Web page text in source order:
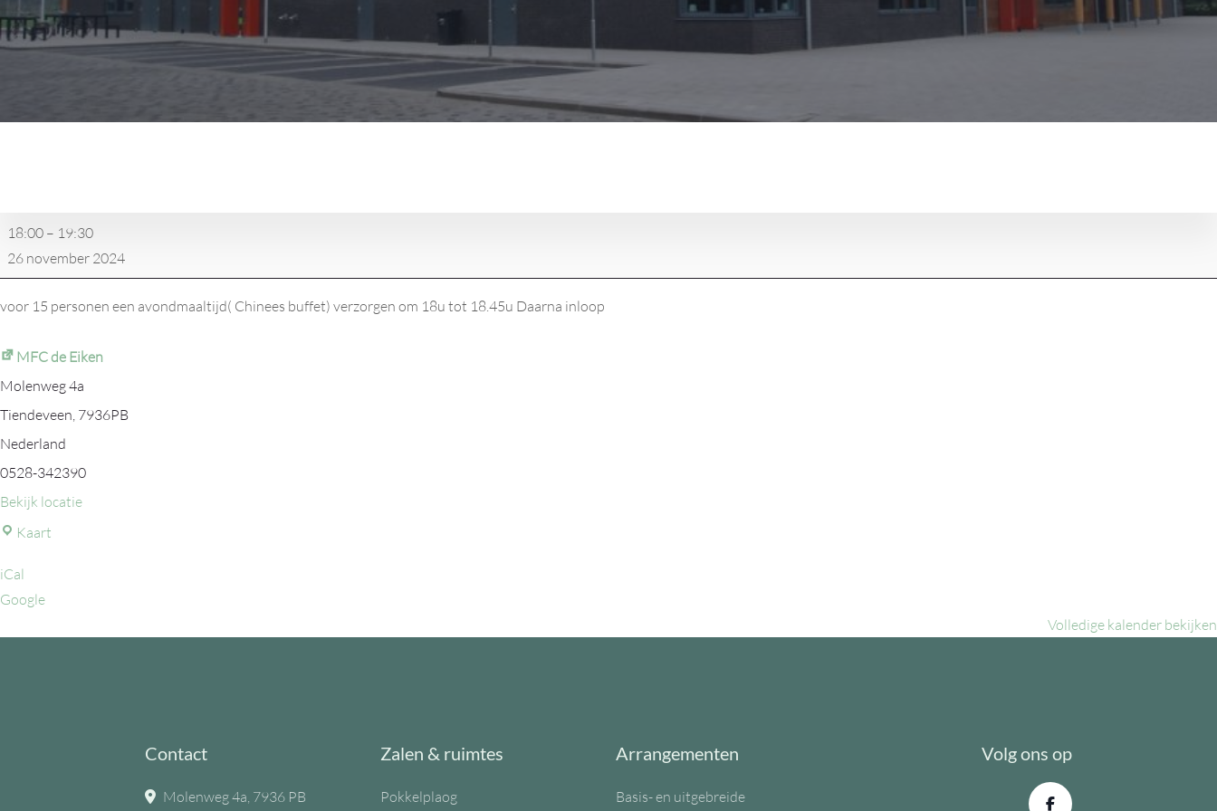
vergadering
en
inloopavond
18:00 – 19:30
26 november 2024
voor 15 personen een avondmaaltijd( Chinees buffet) verzorgen om 18u tot 18.45u Daarna inloop
MFC de Eiken
Molenweg 4a
Tiendeveen, 7936PB
Nederland
0528-342390
Bekijk locatie
Kaart
iCal
Google
Volledige kalender bekijken
Contact
Molenweg 4a, 7936 PB
Zalen & ruimtes
Pokkelplaog
Arrangementen
Basis- en uitgebreide
Volg ons op